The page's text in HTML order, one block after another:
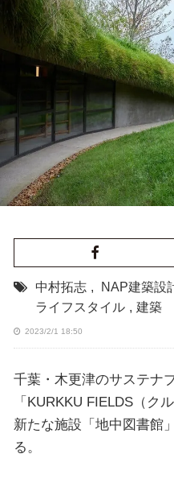
中村拓志 , NAP建築設
ライフスタイル , 建築
2023/2/1 18:50
千葉・木更津のサステナ
「KURKKU FIELDS（ク
新たな施設「地中図書館
る。